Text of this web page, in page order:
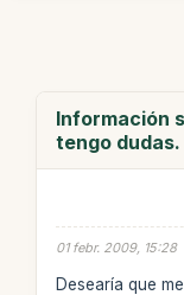
Información
tengo dudas.
01 febr. 2009, 15:28
Desearía que